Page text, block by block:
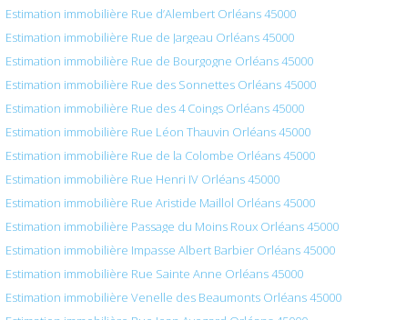
Estimation immobilière Rue d’Alembert Orléans 45000
Estimation immobilière Rue de Jargeau Orléans 45000
Estimation immobilière Rue de Bourgogne Orléans 45000
Estimation immobilière Rue des Sonnettes Orléans 45000
Estimation immobilière Rue des 4 Coings Orléans 45000
Estimation immobilière Rue Léon Thauvin Orléans 45000
Estimation immobilière Rue de la Colombe Orléans 45000
Estimation immobilière Rue Henri IV Orléans 45000
Estimation immobilière Rue Aristide Maillol Orléans 45000
Estimation immobilière Passage du Moins Roux Orléans 45000
Estimation immobilière Impasse Albert Barbier Orléans 45000
Estimation immobilière Rue Sainte Anne Orléans 45000
Estimation immobilière Venelle des Beaumonts Orléans 45000